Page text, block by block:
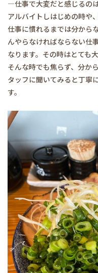
―仕事で大変だと感じるの
アルバイトしはじめの時や
仕事に慣れるまでは分から
んやらなければならない仕
なります。その時はとても
そんな時でも焦らず、分か
タッフに聞いてみると丁寧
す。